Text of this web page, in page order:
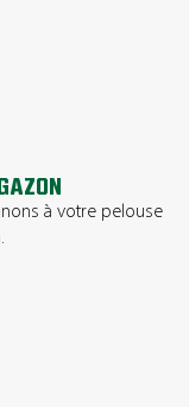
à votre pelouse